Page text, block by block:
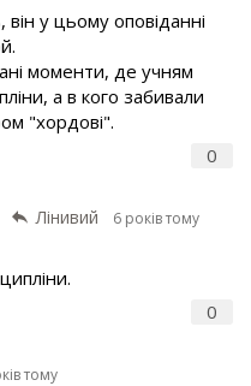
0
у цьому оповіданні
моменти, де учням
а в кого забивали
"хордові".
Лінивий 6 років тому
0
тому